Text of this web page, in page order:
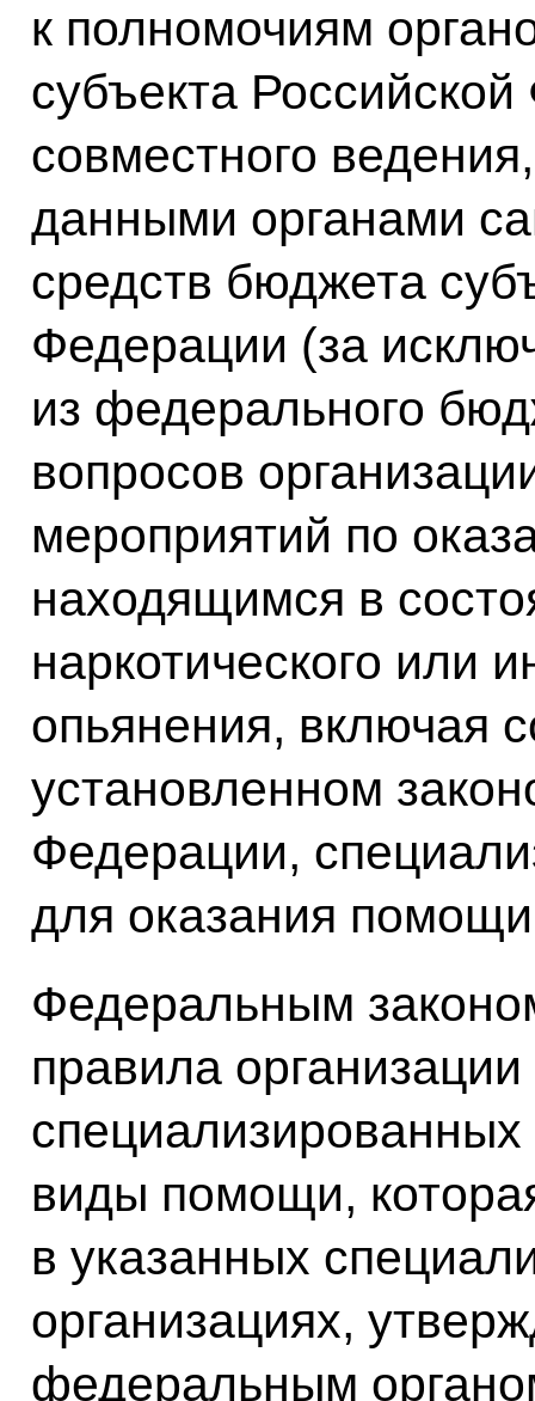
к полномочиям
субъекта
совместного
данными органами
средств бюджета
Федерации (за
из федерального
вопросов
мероприятий по
находящимся в
наркотического или
опьянения, включая
установленном
Федерации,
для оказания
Федеральным
правила
виды помощи,
в указанных
организациях,
федеральным